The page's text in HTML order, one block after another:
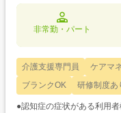
非常勤・パート
介護支援専門員 ケアマ
ブランクOK
研修制度あ
●認知症の症状がある利用